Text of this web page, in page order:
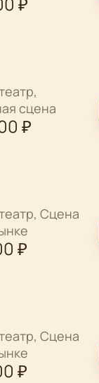
сцена
₽
Сцена
₽
Сцена
₽